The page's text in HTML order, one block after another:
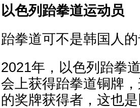
以色列跆拳道运动员
跆拳道可不是韩国人的
2021年，以色列跆拳
会上获得跆拳道铜牌
的奖牌获得者，这也